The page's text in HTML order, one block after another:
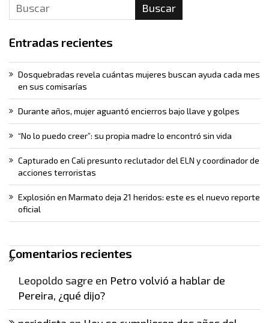
Buscar
Entradas recientes
Dosquebradas revela cuántas mujeres buscan ayuda cada mes
en sus comisarías
Durante años, mujer aguantó encierros bajo llave y golpes
“No lo puedo creer”: su propia madre lo encontró sin vida
Capturado en Cali presunto reclutador del ELN y coordinador de
acciones terroristas
Explosión en Marmato deja 21 heridos: este es el nuevo reporte
oficial
Comentarios recientes
Leopoldo sagre en Petro volvió a hablar de
Pereira, ¿qué dijo?